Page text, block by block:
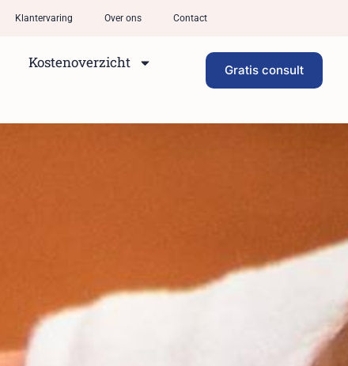
Klantervaring Over ons Contact
Kostenoverzicht Gratis consult